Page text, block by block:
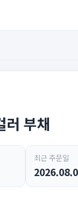
러 부채
최근 주문일